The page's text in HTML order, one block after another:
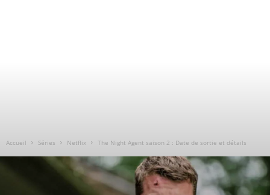
Accueil Séries Netflix The Night Agent saison 2 : Date de sortie et détails